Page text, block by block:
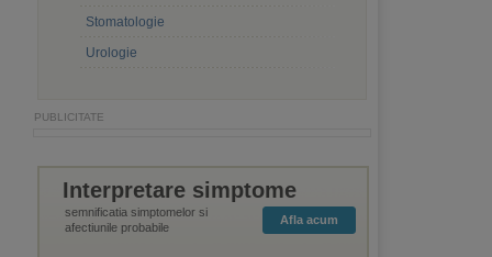
Stomatologie
Urologie
Interpretare simptome
semnificatia simptomelor si
afectiunile probabile
Afla acum